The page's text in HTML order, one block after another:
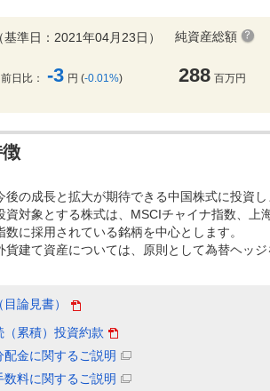
（基準日：2021年04月23日）
前日比： -3 円 (-0.01%)
純資産総額
288 百万円
後の成長と拡大が期待できる中国株式に投資
資対象とする株式は、MSCIチャイナ指数、上
数に採用されている銘柄を中心とします。
貨建て資産については、原則として為替ヘッ
論見書）
累積）投資約款
金に関するご説明
料に関するご説明